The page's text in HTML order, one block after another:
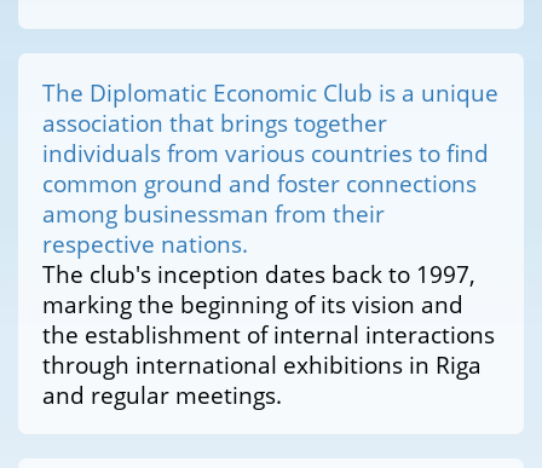
The Diplomatic Economic Club is a unique
association that brings together
individuals from various countries to find
common ground and foster connections
among businessman from their
respective nations.
The club's inception dates back to 1997,
marking the beginning of its vision and
the establishment of internal interactions
through international exhibitions in Riga
and regular meetings.